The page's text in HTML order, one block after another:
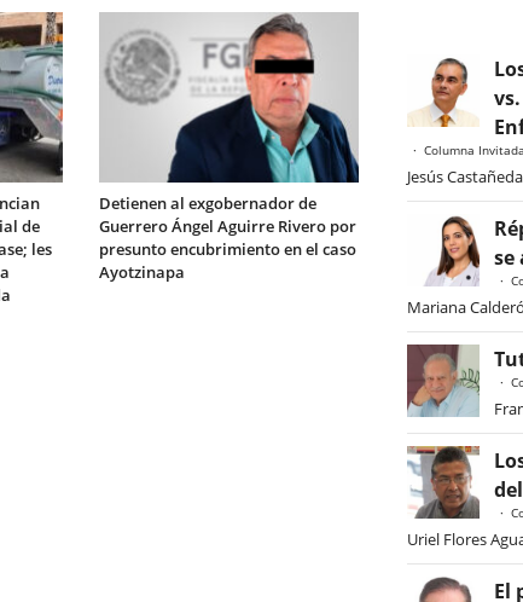
de
les
Detienen al exgobernador de
Guerrero Ángel Aguirre Rivero por
presunto encubrimiento en el caso
Ayotzinapa
Columna Invitada
Jesús
se
Mariana
Uriel Flores
El